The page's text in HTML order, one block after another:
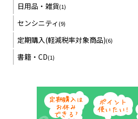
日用品・雑貨(1)
センシニティ (9)
定期購入(軽減税率対象商品)(6)
書籍・CD(1)